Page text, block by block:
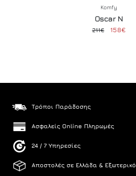
Komfy
Oscar N
211€ 158€
Τρόποι Παράδοσης
Ασφαλείς Online Πληρωμές
24 / 7 Υπηρεσίες
Αποστολές σε Ελλάδα & Εξωτερικό